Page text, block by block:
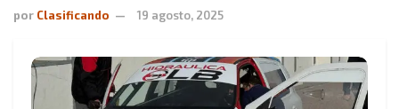
por Clasificando 19 agosto, 2025